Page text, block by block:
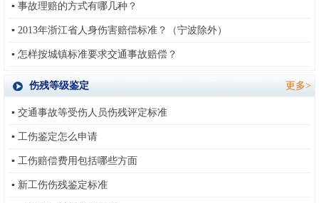
▪ 事故理赔的方式有哪几种？
▪ 2013年浙江省人身伤害赔偿标准？（宁波除外）
▪ 怎样按城镇标准要求交通事故赔偿？
更多>
伤残等级鉴定
▪ 交通事故等受伤人员伤残评定标准
▪ 工伤鉴定怎么申请
▪ 工伤赔偿费用包括哪些方面
▪ 新工伤伤残鉴定标准